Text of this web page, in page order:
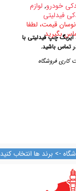
خودرو, لوازم
فیدلیتی
قیمت، لطفا
بگیرید
چپ فیدلیتی با
تماس باشید.
کاری فروشگاه
-> برند ها انتخاب کنید